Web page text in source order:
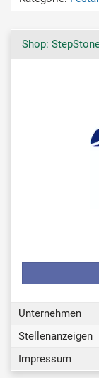
Shop:
Unternehmen
Stellenanzeigen
Impressum